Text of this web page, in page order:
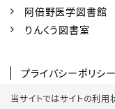
当サイトではサイトの利
阿倍野医学図書館
りんくう図書室
プライバシーポリシー
SNSポリシー
ク